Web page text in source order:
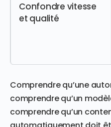
Confondre vitesse
et qualité
Comprendre qu’une
comprendre qu’un
comprendre qu’un